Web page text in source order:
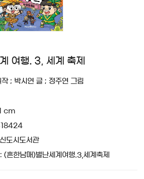
여행. 3, 세계 축제
작 ; 박시연 글 ; 정주연 그림
cm
도시도서관